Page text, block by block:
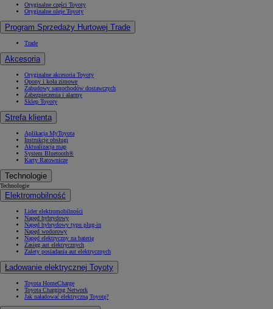
Oryginalne części Toyoty
Oryginalne oleje Toyoty
Program Sprzedaży Hurtowej Trade
Trade
Akcesoria
Oryginalne akcesoria Toyoty
Opony i koła zimowe
Zabudowy samochodów dostawczych
Zabezpieczenia i alarmy
Sklep Toyoty
Strefa klienta
Aplikacja MyToyota
Instrukcje obsługi
Aktualizacja map
System Bluetooth®
Karty Ratownicze
Technologie
Technologie
Elektromobilność
Lider elektromobilności
Napęd hybrydowy
Napęd hybrydowy typu plug-in
Napęd wodorowy
Napęd elektryczny na baterię
Zasięg aut elektrycznych
Zalety posiadania aut elektrycznych
Ładowanie elektrycznej Toyoty
Toyota HomeCharge
Toyota Charging Network
Jak naładować elektryczną Toyotę?